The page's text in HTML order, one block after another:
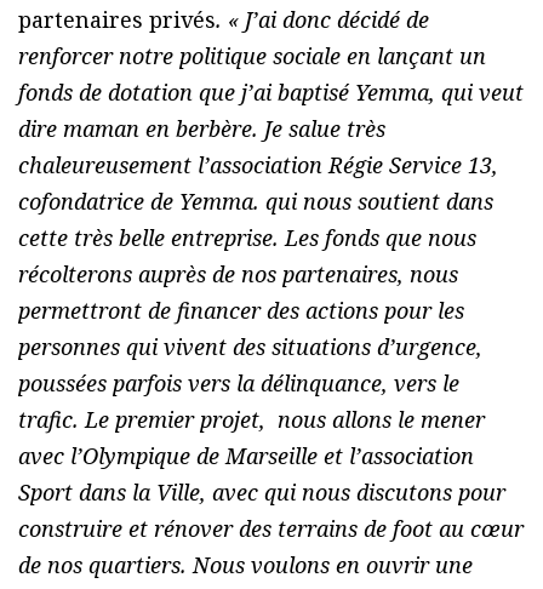
partenaires privés. « J’ai donc décidé de
renforcer notre politique sociale en lançant un
fonds de dotation que j’ai baptisé Yemma, qui veut
dire maman en berbère. Je salue très
chaleureusement l’association Régie Service 13,
cofondatrice de Yemma. qui nous soutient dans
cette très belle entreprise. Les fonds que nous
récolterons auprès de nos partenaires, nous
permettront de financer des actions pour les
personnes qui vivent des situations d’urgence,
poussées parfois vers la délinquance, vers le
trafic. Le premier projet, nous allons le mener
avec l’Olympique de Marseille et l’association
Sport dans la Ville, avec qui nous discutons pour
construire et rénover des terrains de foot au cœur
de nos quartiers. Nous voulons en ouvrir une